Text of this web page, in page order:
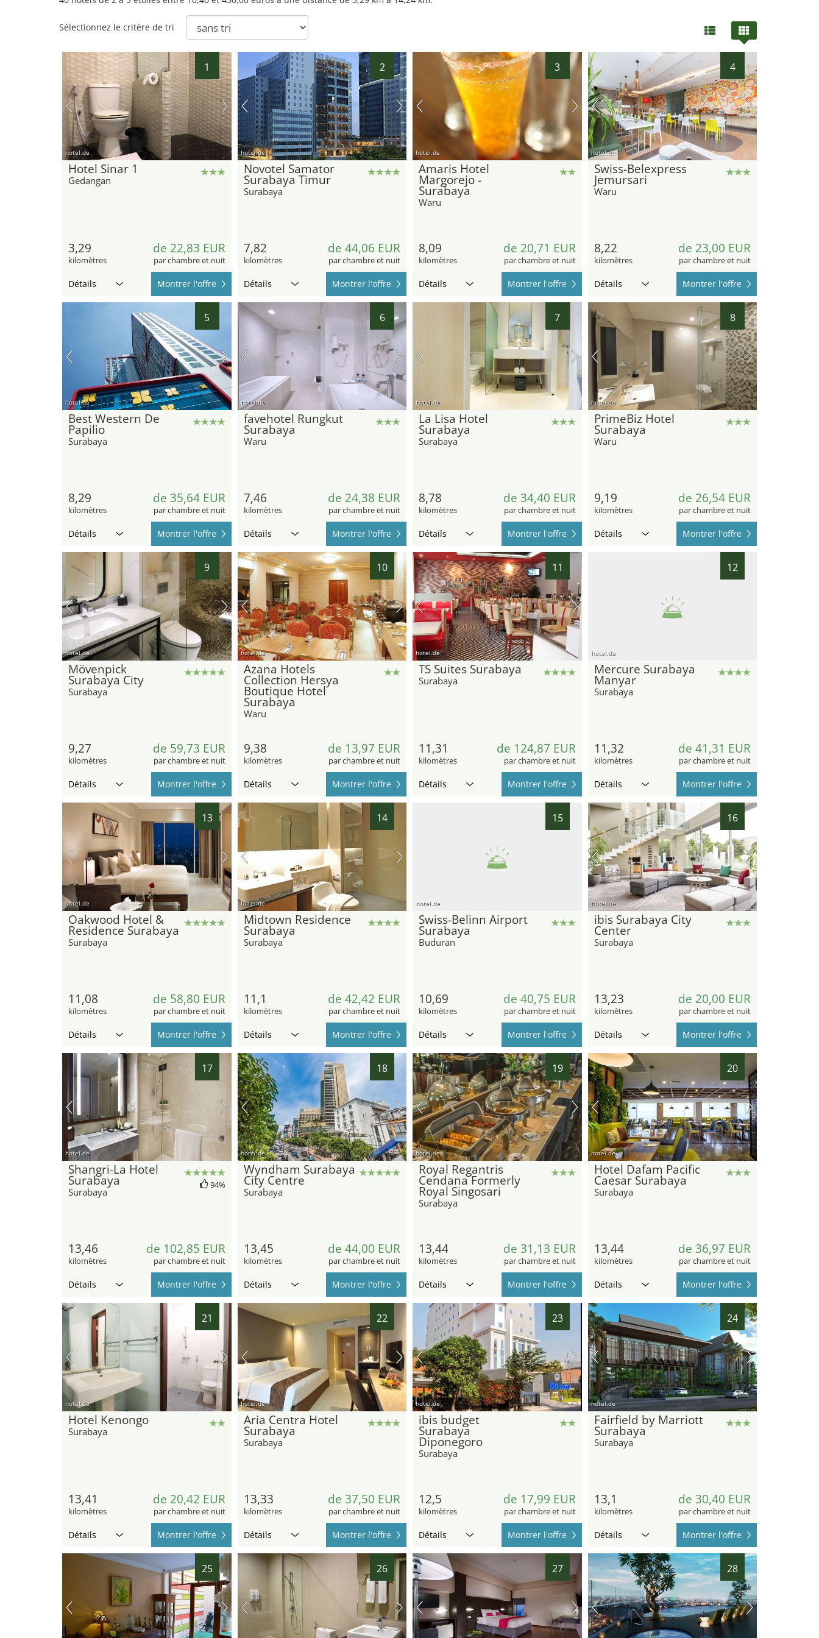
Sélectionnez le critère de tri
1
hotel.de
Hotel Sinar 1
Gedangan
3,29
kilomètres
de 22,83 EUR
par chambre et nuit
Détails Montrer l'offre
2
hotel.de
Novotel Samator
Surabaya Timur
Surabaya
7,82
kilomètres
de 44,06 EUR
par chambre et nuit
Détails Montrer l'offre
3
hotel.de
Amaris Hotel
Margorejo -
Surabaya
Waru
8,09
kilomètres
de 20,71 EUR
par chambre et nuit
Détails Montrer l'offre
4
hotel.de
Swiss-Belexpress
Jemursari
Waru
8,22
kilomètres
de 23,00 EUR
par chambre et nuit
Détails Montrer l'offre
5
hotel.de
Best Western De
Papilio
Surabaya
8,29
kilomètres
de 35,64 EUR
par chambre et nuit
Détails Montrer l'offre
6
hotel.de
favehotel Rungkut
Surabaya
Waru
7,46
kilomètres
de 24,38 EUR
par chambre et nuit
Détails Montrer l'offre
7
hotel.de
La Lisa Hotel
Surabaya
Surabaya
8,78
kilomètres
de 34,40 EUR
par chambre et nuit
Détails Montrer l'offre
8
hotel.de
PrimeBiz Hotel
Surabaya
Waru
9,19
kilomètres
de 26,54 EUR
par chambre et nuit
Détails Montrer l'offre
9
hotel.de
Mövenpick
Surabaya City
Surabaya
9,27
kilomètres
de 59,73 EUR
par chambre et nuit
Détails Montrer l'offre
10
hotel.de
Azana Hotels
Collection Hersya
Boutique Hotel
Surabaya
Waru
9,38
kilomètres
de 13,97 EUR
par chambre et nuit
Détails Montrer l'offre
11
hotel.de
TS Suites Surabaya
Surabaya
11,31
kilomètres
de 124,87 EUR
par chambre et nuit
Détails Montrer l'offre
12
hotel.de
Mercure Surabaya
Manyar
Surabaya
11,32
kilomètres
de 41,31 EUR
par chambre et nuit
Détails Montrer l'offre
13
hotel.de
Oakwood Hotel &
Residence Surabaya
Surabaya
11,08
kilomètres
de 58,80 EUR
par chambre et nuit
Détails Montrer l'offre
14
hotel.de
Midtown Residence
Surabaya
Surabaya
11,1
kilomètres
de 42,42 EUR
par chambre et nuit
Détails Montrer l'offre
15
hotel.de
Swiss-Belinn Airport
Surabaya
Buduran
10,69
kilomètres
de 40,75 EUR
par chambre et nuit
Détails Montrer l'offre
16
hotel.de
ibis Surabaya City
Center
Surabaya
13,23
kilomètres
de 20,00 EUR
par chambre et nuit
Détails Montrer l'offre
17
hotel.de
Shangri-La Hotel
Surabaya
Surabaya
94%
13,46
kilomètres
de 102,85 EUR
par chambre et nuit
Détails Montrer l'offre
18
hotel.de
Wyndham Surabaya
City Centre
Surabaya
13,45
kilomètres
de 44,00 EUR
par chambre et nuit
Détails Montrer l'offre
19
hotel.de
Royal Regantris
Cendana Formerly
Royal Singosari
Surabaya
13,44
kilomètres
de 31,13 EUR
par chambre et nuit
Détails Montrer l'offre
20
hotel.de
Hotel Dafam Pacific
Caesar Surabaya
Surabaya
13,44
kilomètres
de 36,97 EUR
par chambre et nuit
Détails Montrer l'offre
21
hotel.de
Hotel Kenongo
Surabaya
13,41
kilomètres
de 20,42 EUR
par chambre et nuit
Détails Montrer l'offre
22
hotel.de
Aria Centra Hotel
Surabaya
Surabaya
13,33
kilomètres
de 37,50 EUR
par chambre et nuit
Détails Montrer l'offre
23
hotel.de
ibis budget
Surabaya
Diponegoro
Surabaya
12,5
kilomètres
de 17,99 EUR
par chambre et nuit
Détails Montrer l'offre
24
hotel.de
Fairfield by Marriott
Surabaya
Surabaya
13,1
kilomètres
de 30,40 EUR
par chambre et nuit
Détails Montrer l'offre
25 26 27 28